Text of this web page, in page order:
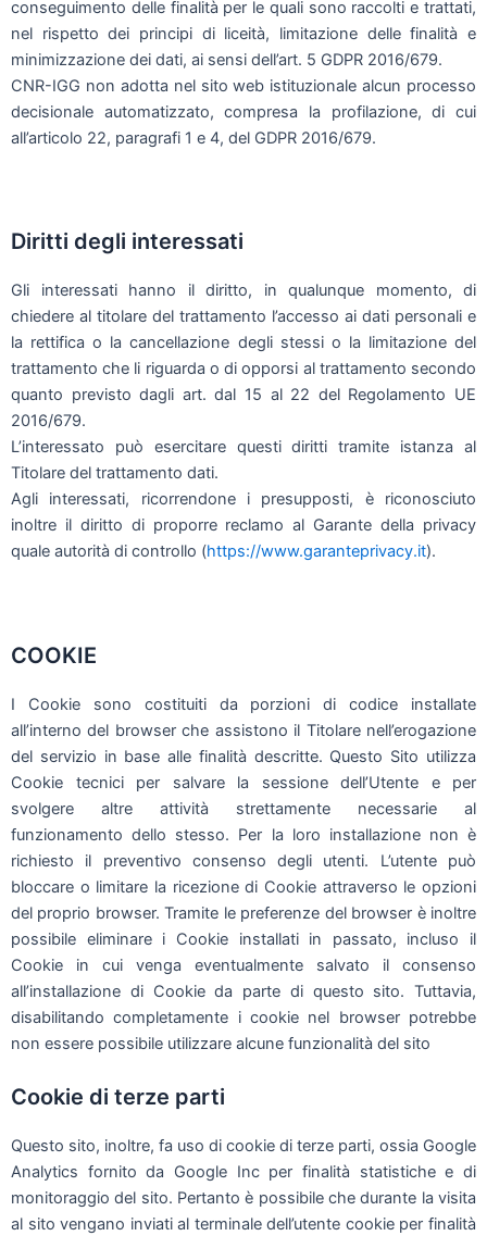
conseguimento delle finalità per le quali sono raccolti e trattati,
nel rispetto dei principi di liceità, limitazione delle finalità e
minimizzazione dei dati, ai sensi dell’art. 5 GDPR 2016/679.
CNR-IGG non adotta nel sito web istituzionale alcun processo
decisionale automatizzato, compresa la profilazione, di cui
all’articolo 22, paragrafi 1 e 4, del GDPR 2016/679.
Diritti degli interessati
Gli interessati hanno il diritto, in qualunque momento, di
chiedere al titolare del trattamento l’accesso ai dati personali e
la rettifica o la cancellazione degli stessi o la limitazione del
trattamento che li riguarda o di opporsi al trattamento secondo
quanto previsto dagli art. dal 15 al 22 del Regolamento UE
2016/679.
L’interessato può esercitare questi diritti tramite istanza al
Titolare del trattamento dati.
Agli interessati, ricorrendone i presupposti, è riconosciuto
inoltre il diritto di proporre reclamo al Garante della privacy
quale autorità di controllo (https://www.garanteprivacy.it).
COOKIE
I Cookie sono costituiti da porzioni di codice installate
all’interno del browser che assistono il Titolare nell’erogazione
del servizio in base alle finalità descritte. Questo Sito utilizza
Cookie tecnici per salvare la sessione dell’Utente e per
svolgere altre attività strettamente necessarie al
funzionamento dello stesso. Per la loro installazione non è
richiesto il preventivo consenso degli utenti. L’utente può
bloccare o limitare la ricezione di Cookie attraverso le opzioni
del proprio browser. Tramite le preferenze del browser è inoltre
possibile eliminare i Cookie installati in passato, incluso il
Cookie in cui venga eventualmente salvato il consenso
all’installazione di Cookie da parte di questo sito. Tuttavia,
disabilitando completamente i cookie nel browser potrebbe
non essere possibile utilizzare alcune funzionalità del sito
Cookie di terze parti
Questo sito, inoltre, fa uso di cookie di terze parti, ossia Google
Analytics fornito da Google Inc per finalità statistiche e di
monitoraggio del sito. Pertanto è possibile che durante la visita
al sito vengano inviati al terminale dell’utente cookie per finalità